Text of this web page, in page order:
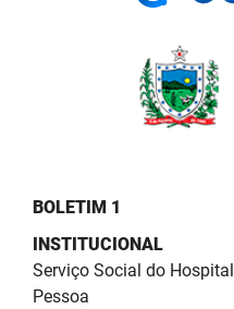
BOLETIM 1
INSTITUCIONAL
Serviço Social do
Pessoa